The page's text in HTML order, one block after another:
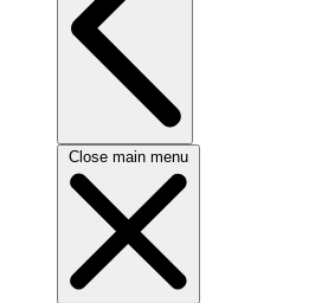
Close main menu